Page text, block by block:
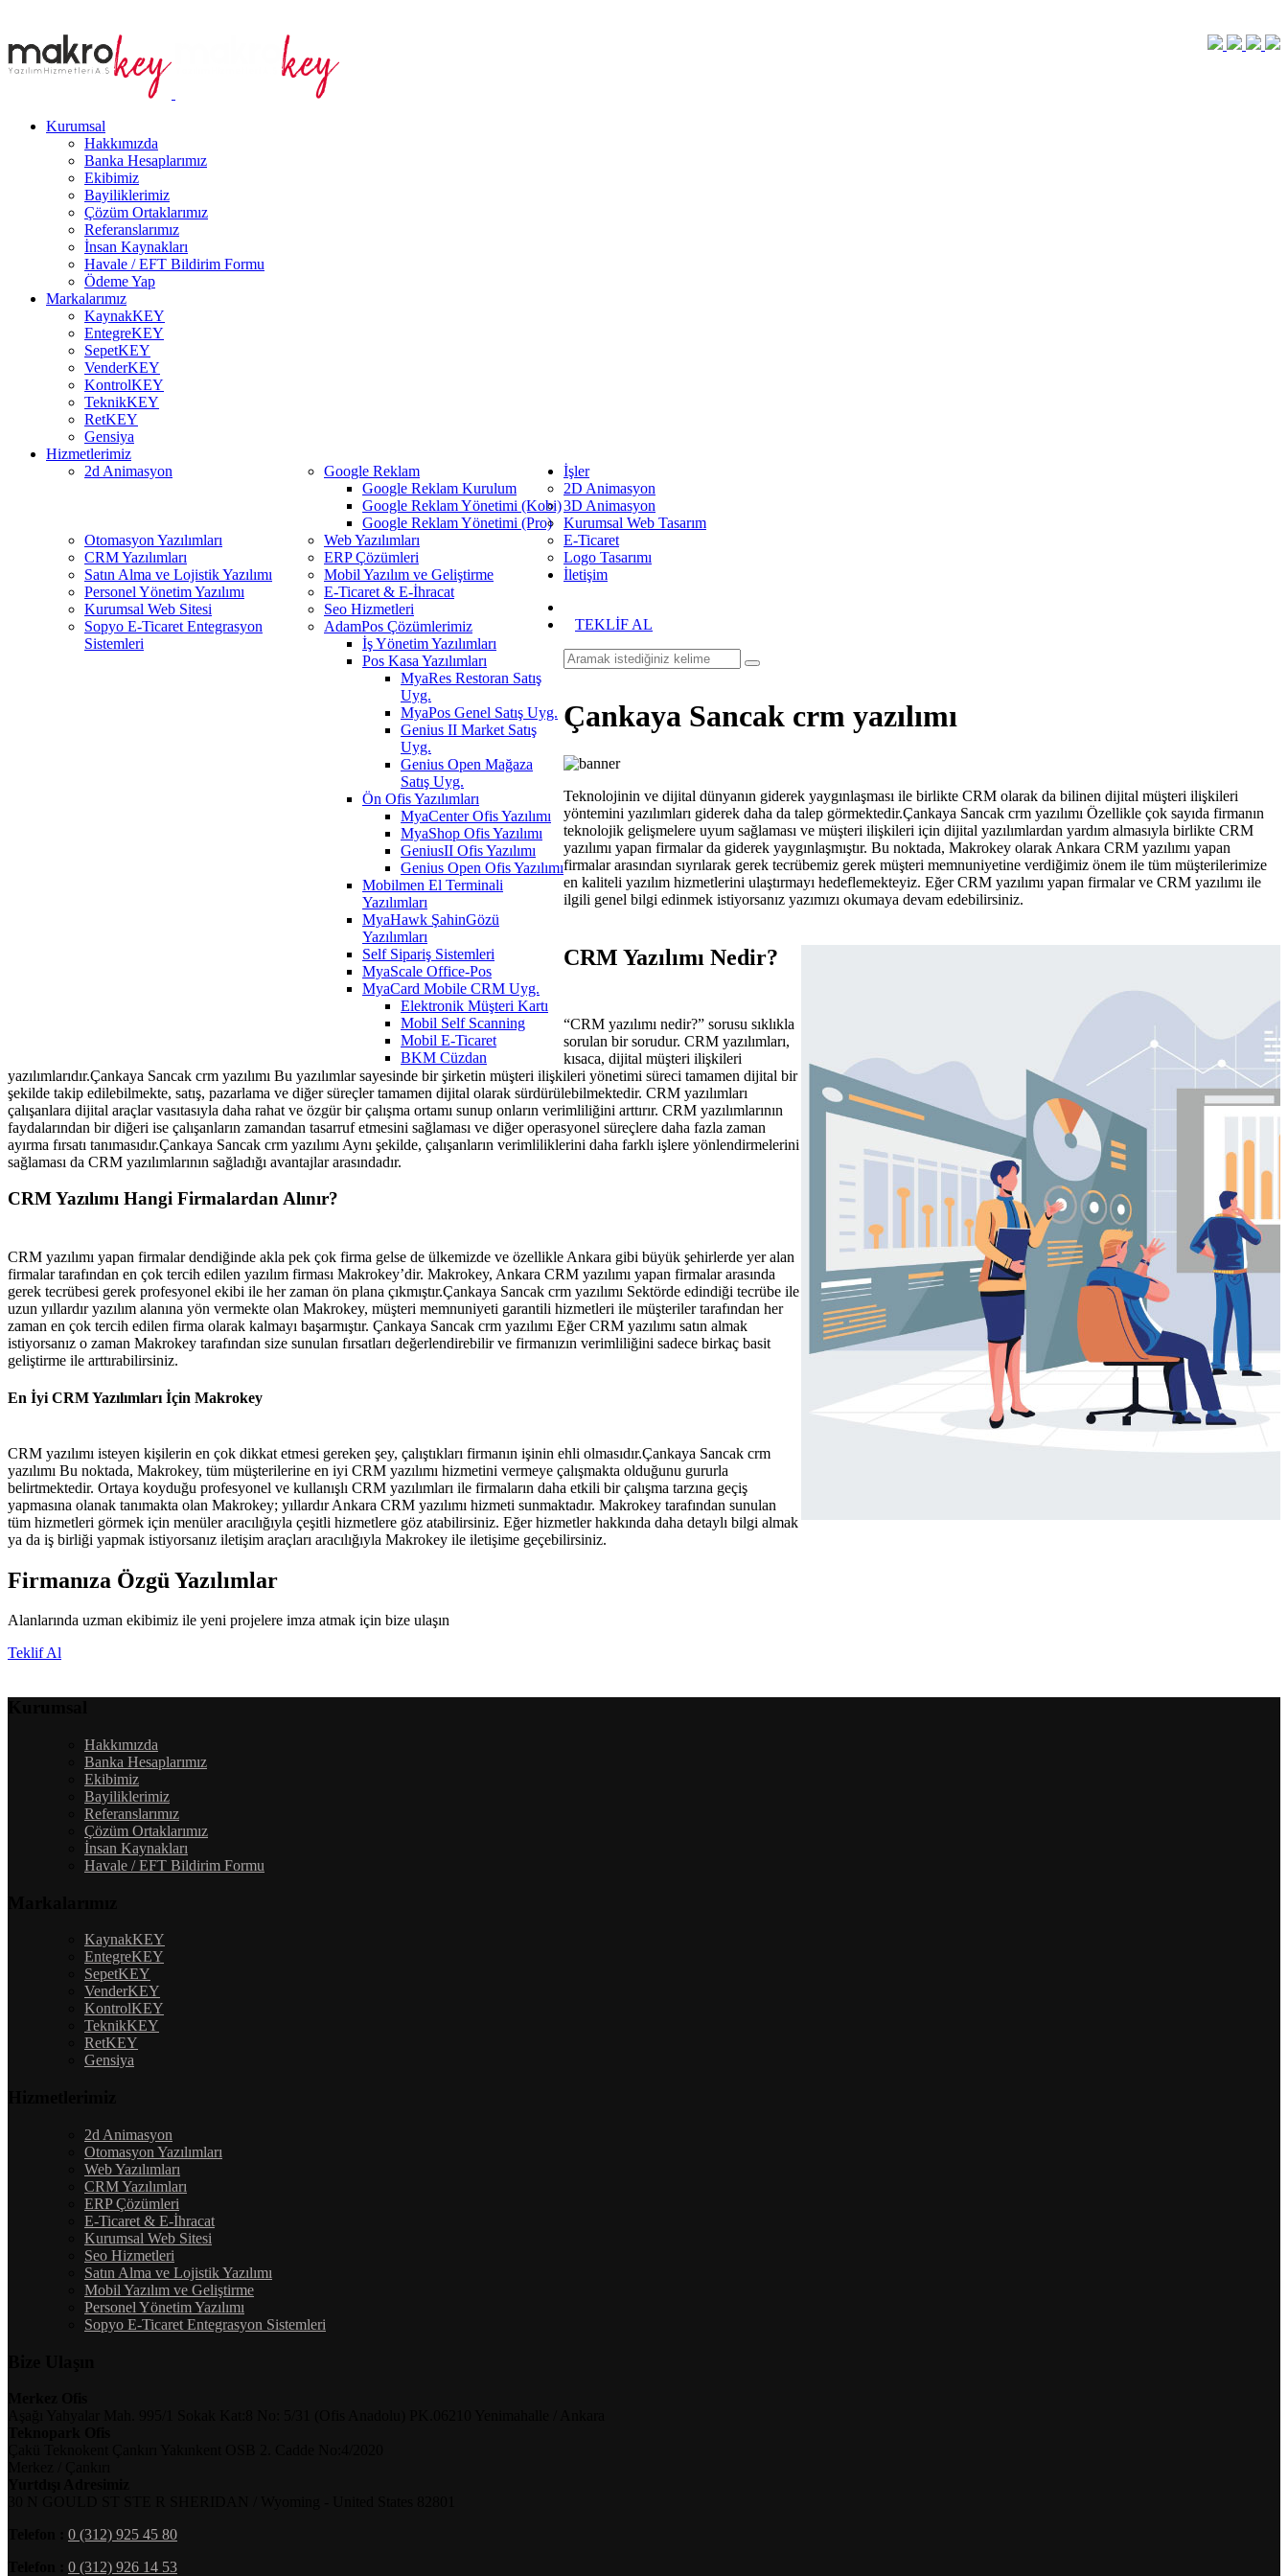
Kurumsal
Hakkımızda
Banka Hesaplarımız
Ekibimiz
Bayiliklerimiz
Çözüm Ortaklarımız
Referanslarımız
İnsan Kaynakları
Havale / EFT Bildirim Formu
Ödeme Yap
Markalarımız
KaynakKEY
EntegreKEY
SepetKEY
VenderKEY
KontrolKEY
TeknikKEY
RetKEY
Gensiya
Hizmetlerimiz
2d Animasyon
Google Reklam
Google Reklam Kurulum
Google Reklam Yönetimi (Kobi)
Google Reklam Yönetimi (Pro)
Otomasyon Yazılımları
Web Yazılımları
CRM Yazılımları
ERP Çözümleri
Satın Alma ve Lojistik Yazılımı
Mobil Yazılım ve Geliştirme
Personel Yönetim Yazılımı
E-Ticaret & E-İhracat
Kurumsal Web Sitesi
Seo Hizmetleri
Sopyo E-Ticaret Entegrasyon
Sistemleri
AdamPos Çözümlerimiz
İş Yönetim Yazılımları
Pos Kasa Yazılımları
MyaRes Restoran Satış
Uyg.
MyaPos Genel Satış Uyg.
Genius II Market Satış
Uyg.
Genius Open Mağaza
Satış Uyg.
Ön Ofis Yazılımları
MyaCenter Ofis Yazılımı
MyaShop Ofis Yazılımı
GeniusII Ofis Yazılımı
Genius Open Ofis Yazılımı
Mobilmen El Terminali
Yazılımları
MyaHawk ŞahinGözü
Yazılımları
Self Sipariş Sistemleri
MyaScale Office-Pos
MyaCard Mobile CRM Uyg.
Elektronik Müşteri Kartı
Mobil Self Scanning
Mobil E-Ticaret
BKM Cüzdan
İşler
2D Animasyon
3D Animasyon
Kurumsal Web Tasarım
E-Ticaret
Logo Tasarımı
İletişim
TEKLİF AL
Çankaya Sancak crm yazılımı
Teknolojinin ve dijital dünyanın giderek yaygınlaşması ile birlikte CRM olarak da bilinen dijital müşteri ilişkileri
yöntemini yazılımları giderek daha da talep görmektedir.Çankaya Sancak crm yazılımı Özellikle çok sayıda firmanın
teknolojik gelişmelere uyum sağlaması ve müşteri ilişkileri için dijital yazılımlardan yardım almasıyla birlikte CRM
yazılımı yapan firmalar da giderek yaygınlaşmıştır. Bu noktada, Makrokey olarak Ankara CRM yazılımı yapan
firmalar arasından sıyrılarak gerek tecrübemiz gerek müşteri memnuniyetine verdiğimiz önem ile tüm müşterilerimize
en kaliteli yazılım hizmetlerini ulaştırmayı hedeflemekteyiz. Eğer CRM yazılımı yapan firmalar ve CRM yazılımı ile
ilgili genel bilgi edinmek istiyorsanız yazımızı okumaya devam edebilirsiniz.
CRM Yazılımı Nedir?
“CRM yazılımı nedir?” sorusu sıklıkla
sorulan bir sorudur. CRM yazılımları,
kısaca, dijital müşteri ilişkileri
yazılımlarıdır.Çankaya Sancak crm yazılımı Bu yazılımlar sayesinde bir şirketin müşteri ilişkileri yönetimi süreci tamamen dijital bir
şekilde takip edilebilmekte, satış, pazarlama ve diğer süreçler tamamen dijital olarak sürdürülebilmektedir. CRM yazılımları
çalışanlara dijital araçlar vasıtasıyla daha rahat ve özgür bir çalışma ortamı sunup onların verimliliğini arttırır. CRM yazılımlarının
faydalarından bir diğeri ise çalışanların zamandan tasarruf etmesini sağlaması ve diğer operasyonel süreçlere daha fazla zaman
ayırma fırsatı tanımasıdır.Çankaya Sancak crm yazılımı Aynı şekilde, çalışanların verimliliklerini daha farklı işlere yönlendirmelerini
sağlaması da CRM yazılımlarının sağladığı avantajlar arasındadır.
CRM Yazılımı Hangi Firmalardan Alınır?
CRM yazılımı yapan firmalar dendiğinde akla pek çok firma gelse de ülkemizde ve özellikle Ankara gibi büyük şehirlerde yer alan
firmalar tarafından en çok tercih edilen yazılım firması Makrokey’dir. Makrokey, Ankara CRM yazılımı yapan firmalar arasında
gerek tecrübesi gerek profesyonel ekibi ile her zaman ön plana çıkmıştır.Çankaya Sancak crm yazılımı Sektörde edindiği tecrübe ile
uzun yıllardır yazılım alanına yön vermekte olan Makrokey, müşteri memnuniyeti garantili hizmetleri ile müşteriler tarafından her
zaman en çok tercih edilen firma olarak kalmayı başarmıştır. Çankaya Sancak crm yazılımı Eğer CRM yazılımı satın almak
istiyorsanız o zaman Makrokey tarafından size sunulan fırsatları değerlendirebilir ve firmanızın verimliliğini sadece birkaç basit
geliştirme ile arttırabilirsiniz.
En İyi CRM Yazılımları İçin Makrokey
CRM yazılımı isteyen kişilerin en çok dikkat etmesi gereken şey, çalıştıkları firmanın işinin ehli olmasıdır.Çankaya Sancak crm
yazılımı Bu noktada, Makrokey, tüm müşterilerine en iyi CRM yazılımı hizmetini vermeye çalışmakta olduğunu gururla
belirtmektedir. Ortaya koyduğu profesyonel ve kullanışlı CRM yazılımları ile firmaların daha etkili bir çalışma tarzına geçiş
yapmasına olanak tanımakta olan Makrokey; yıllardır Ankara CRM yazılımı hizmeti sunmaktadır. Makrokey tarafından sunulan
tüm hizmetleri görmek için menüler aracılığıyla çeşitli hizmetlere göz atabilirsiniz. Eğer hizmetler hakkında daha detaylı bilgi almak
ya da iş birliği yapmak istiyorsanız iletişim araçları aracılığıyla Makrokey ile iletişime geçebilirsiniz.
Firmanıza Özgü Yazılımlar
Alanlarında uzman ekibimiz ile yeni projelere imza atmak için bize ulaşın
Teklif Al
Hakkımızda
Banka Hesaplarımız
Ekibimiz
Bayiliklerimiz
Referanslarımız
Çözüm Ortaklarımız
İnsan Kaynakları
Havale / EFT Bildirim Formu
KaynakKEY
EntegreKEY
SepetKEY
VenderKEY
KontrolKEY
TeknikKEY
RetKEY
Gensiya
2d Animasyon
Otomasyon Yazılımları
Web Yazılımları
CRM Yazılımları
ERP Çözümleri
E-Ticaret & E-İhracat
Kurumsal Web Sitesi
Seo Hizmetleri
Satın Alma ve Lojistik Yazılımı
Mobil Yazılım ve Geliştirme
Personel Yönetim Yazılımı
Sopyo E-Ticaret Entegrasyon Sistemleri
0 (312) 925 45 80
0 (312) 926 14 53